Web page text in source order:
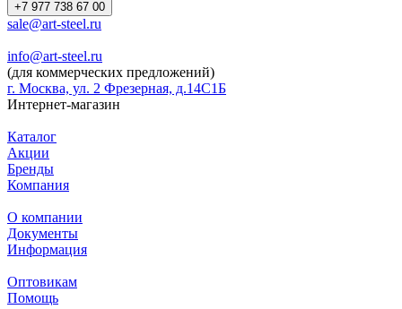
+7 977 738 67 00
sale@art-steel.ru
info@art-steel.ru
(для коммерческих предложений)
г. Москва, ул. 2 Фрезерная, д.14С1Б
Интернет-магазин
Каталог
Акции
Бренды
Компания
О компании
Документы
Информация
Оптовикам
Помощь